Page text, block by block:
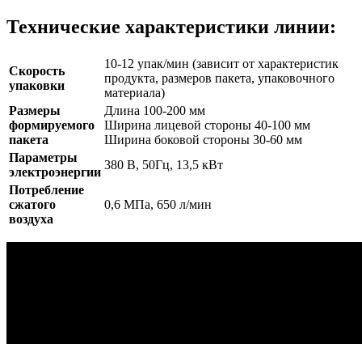
Технические характеристики линии:
Скорость
упаковки
10-12 упак/мин (зависит от характеристик
продукта, размеров пакета, упаковочного
материала)
Размеры
формируемого
пакета
Длина 100-200 мм
Ширина лицевой стороны 40-100 мм
Ширина боковой стороны 30-60 мм
Параметры
электроэнергии
380 В, 50Гц, 13,5 кВт
Потребление
сжатого
воздуха
0,6 МПа, 650 л/мин